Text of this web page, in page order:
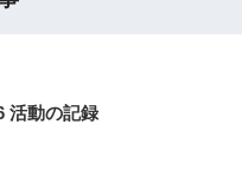
活動の記録